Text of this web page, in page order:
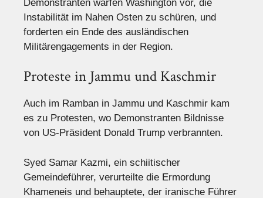
Demonstranten warfen Washington vor, die
Instabilität im Nahen Osten zu schüren, und
forderten ein Ende des ausländischen
Militärengagements in der Region.
Proteste in Jammu und Kaschmir
Auch im Ramban in Jammu und Kaschmir kam
es zu Protesten, wo Demonstranten Bildnisse
von US-Präsident Donald Trump verbrannten.
Syed Samar Kazmi, ein schiitischer
Gemeindeführer, verurteilte die Ermordung
Khameneis und behauptete, der iranische Führer